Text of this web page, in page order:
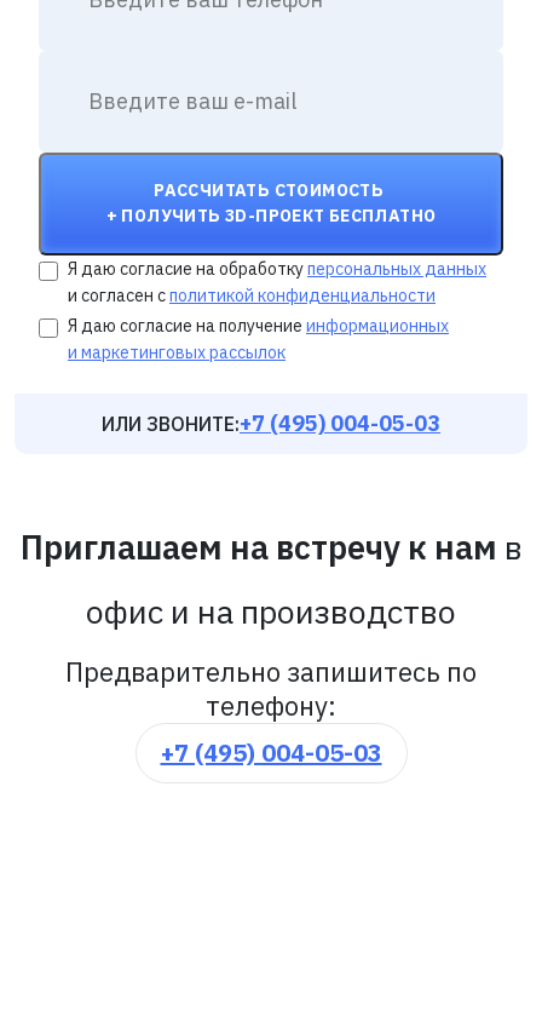
РАССЧИТАТЬ СТОИМОСТЬ
+ ПОЛУЧИТЬ 3D-ПРОЕКТ БЕСПЛАТНО
Я даю согласие на обработкуперсональных данных
и согласен сполитикой конфиденциальности
Я даю согласие на получение информационных
и маркетинговых рассылок
ИЛИ ЗВОНИТЕ:+7 (495) 004-05-03
Приглашаем на встречу к нам в
офис и на производство
Предварительно запишитесь по
телефону:
+7 (495) 004-05-03